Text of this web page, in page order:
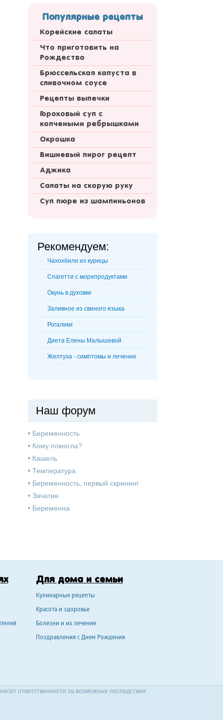
Популярные рецепты
Корейские салаты
Что приготовить на
Рождество
Брюссельская капуста в
сливочном соусе
Рецепты выпечки
Гороховый суп с
копчеными ребрышками
Окрошка
Вишневый пирог рецепт
Аджика
Салаты на скорую руку
Суп пюре из шампиньонов
Рекомендуем:
Чахохбили из курицы
Спагетти с морепродуктами
Окунь в духовке
Заливное из свиного языка
Рогалики
Диета Елены Малышевой
Желтуха - симптомы и лечение
Наш форум
• Беременность
• Кому помогла?
• Кашель
• Температура
• Беременность, первый скрининг
• Зачатие
• Беременна
Для дома и семьи
Кулинарные рецепты
Красота и здоровье
Болезни и их лечение
Поздравления с Днем Рождения
ответственности за возможные последствия